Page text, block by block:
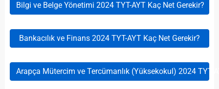
Bilgi ve Belge Yönetimi 2024 TYT-AYT Kaç Net Gerekir?
Bankacılık ve Finans 2024 TYT-AYT Kaç Net Gerekir?
Arapça Mütercim ve Tercümanlık (Yüksekokul) 2024 TYT-